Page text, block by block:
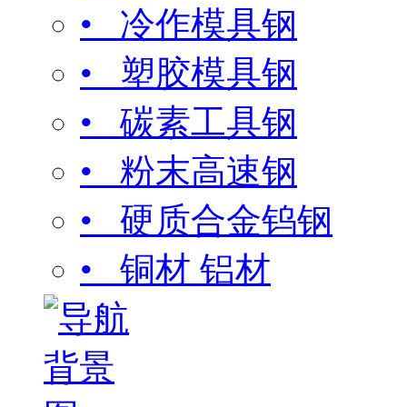
• 冷作模具钢
• 塑胶模具钢
• 碳素工具钢
• 粉末高速钢
• 硬质合金钨钢
• 铜材 铝材